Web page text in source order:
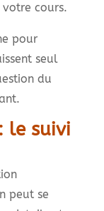
cours.
pour
seul
du
le suivi
peut se